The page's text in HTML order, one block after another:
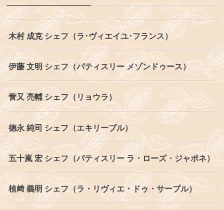
木村 成克 シェフ（ラ･ヴィエイユ･フランス）
伊藤 文明 シェフ（パティスリー メゾンドゥース）
菅又 亮輔 シェフ（リョウラ）
德永 純司 シェフ（エキリーブル）
五十嵐 宏 シェフ（パティスリー ラ・ローズ・ジャポネ）
植﨑 義明 シェフ（ラ・リヴィエ・ドゥ・サーブル）